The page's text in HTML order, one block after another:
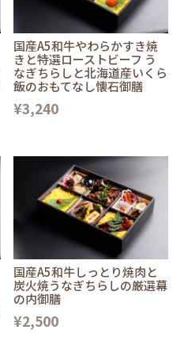
国産A5和牛やわらかすき焼
きと特選ローストビーフ う
なぎちらしと北海道産いくら
飯のおもてなし懐石御膳
¥3,240
国産A5和牛しっとり焼肉と
炭火焼うなぎちらしの厳選幕
の内御膳
¥2,500